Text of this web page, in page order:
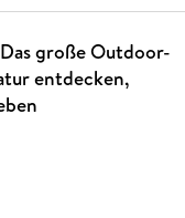
große Outdoor-
entdecken,